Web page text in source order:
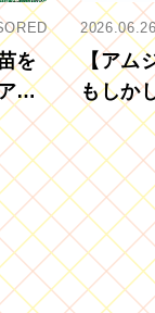
を
グ
【アム
もしか
を知っ